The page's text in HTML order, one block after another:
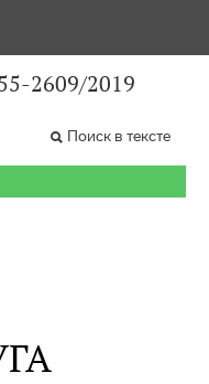
2609/2019
Поиск в тексте